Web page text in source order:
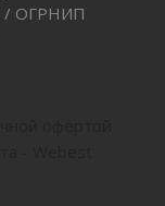
/ ОГРНИП